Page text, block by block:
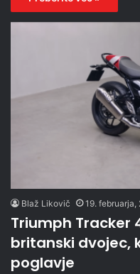
Blaž Likovič 19. februarja,
Triumph Tracker
britanski dvojec,
poglavje